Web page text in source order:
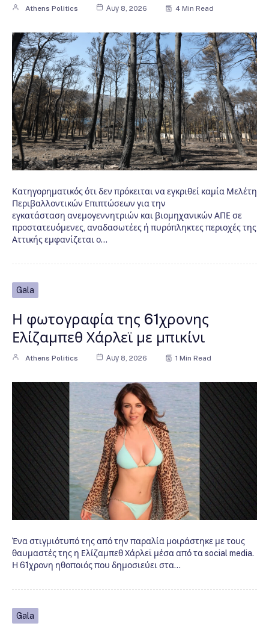
Athens Politics Αυγ 8, 2026 4 Min Read
Κατηγορηματικός ότι δεν πρόκειται να εγκριθεί καμία Μελέτη
Περιβαλλοντικών Επιπτώσεων για την
εγκατάσταση ανεμογεννητριών και βιομηχανικών ΑΠΕ σε
προστατευόμενες, αναδασωτέες ή πυρόπληκτες περιοχές της
Αττικής εμφανίζεται ο…
Gala
Η φωτογραφία της 61χρονης
Ελίζαμπεθ Χάρλεϊ με μπικίνι
Athens Politics Αυγ 8, 2026 1 Min Read
Ένα στιγμιότυπό της από την παραλία μοιράστηκε με τους
θαυμαστές της η Ελίζαμπεθ Χάρλεϊ μέσα από τα social media.
Η 61χρονη ηθοποιός που δημοσιεύει στα…
Gala